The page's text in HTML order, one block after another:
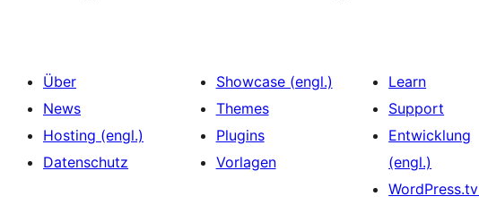
Über
News
Hosting (engl.)
Datenschutz
Showcase (engl.)
Themes
Plugins
Vorlagen
Learn
Support
Entwicklung
(engl.)
WordPress.tv